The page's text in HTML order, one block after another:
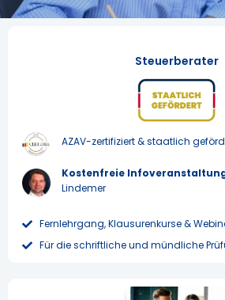
Steuerberater
AZAV-zertifiziert & staatlich
Kostenfreie
Lindemer
Fernlehrgang, Klausurenkurse &
Für die schriftliche und mündliche